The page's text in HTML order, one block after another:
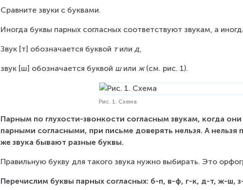
Сравните звуки с буквами.
Иногда буквы парных согласных соответствуют звукам, а
Звук [т] обозначается буквой т или д,
звук [ш] обозначается буквой ш или ж (см. рис. 1).
Рис. 1. Схема
Парным по глухости-звонкости согласным звукам, когда
парными согласными, при письме доверять нельзя. А
же звука бывают разные буквы.
Правильную букву для такого звука нужно выбирать. Это
Перечислим буквы парных согласных: б-п, в-ф, г-к, д-т, ж-ш,